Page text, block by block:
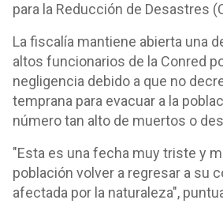
para la Reducción de Desastres
La fiscalía mantiene abierta una
altos funcionarios de la Conred
negligencia debido a que no
temprana para evacuar a la
número tan alto de muertos o
"Esta es una fecha muy triste y
población volver a regresar a su
afectada por la naturaleza",